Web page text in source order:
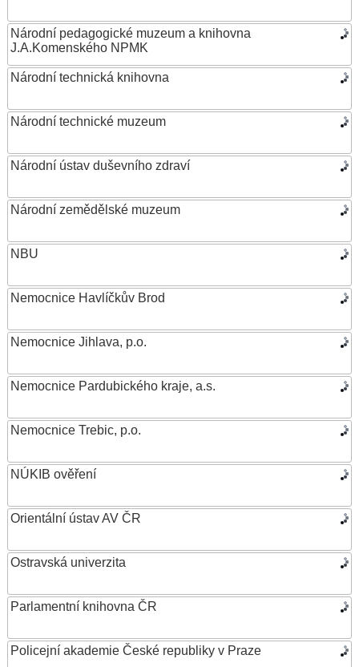
Národní pedagogické muzeum a knihovna
J.A.Komenského NPMK
Národní technická knihovna
Národní technické muzeum
Národní ústav duševního zdraví
Národní zemědělské muzeum
NBU
Nemocnice Havlíčkův Brod
Nemocnice Jihlava, p.o.
Nemocnice Pardubického kraje, a.s.
Nemocnice Trebic, p.o.
NÚKIB ověření
Orientální ústav AV ČR
Ostravská univerzita
Parlamentní knihovna ČR
Policejní akademie České republiky v Praze